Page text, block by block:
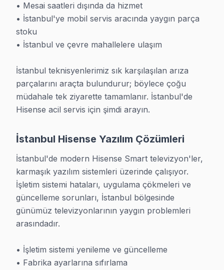
• Mesai saatleri dışında da hizmet
• İstanbul'ye mobil servis aracında yaygın parça
stoku
• İstanbul ve çevre mahallelere ulaşım
İstanbul teknisyenlerimiz sık karşılaşılan arıza
parçalarını araçta bulundurur; böylece çoğu
müdahale tek ziyarette tamamlanır. İstanbul'de
Hisense acil servis için şimdi arayın.
İstanbul Hisense Yazılım Çözümleri
İstanbul'de modern Hisense Smart televizyon'ler,
karmaşık yazılım sistemleri üzerinde çalışıyor.
İşletim sistemi hataları, uygulama çökmeleri ve
güncelleme sorunları, İstanbul bölgesinde
günümüz televizyonlarının yaygın problemleri
arasındadır.
• İşletim sistemi yenileme ve güncelleme
• Fabrika ayarlarına sıfırlama